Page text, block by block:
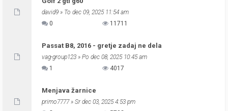
david9 » To dec 09, 2025 11:54 am
0
11711
Passat B8, 2016 - gretje zadaj ne dela
vag-group123 » Po dec 08, 2025 10:45 am
1
4017
Menjava žarnice
primo7777» Sr dec 03, 2025 4:53 pm